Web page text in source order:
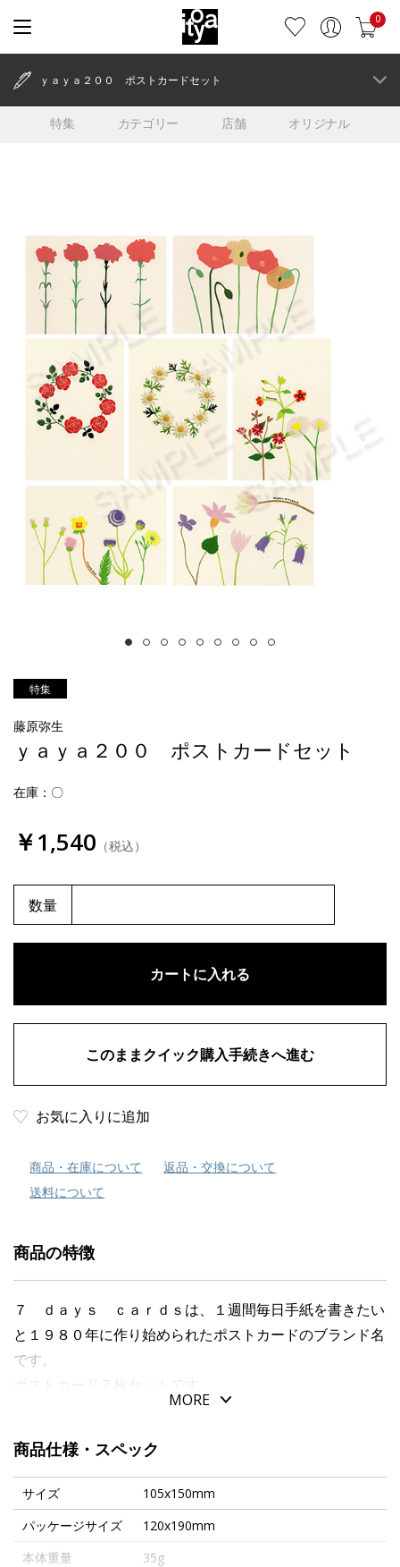
0
特集 カテゴリー 店舗 オリジナル
ｙａｙａ２００ ポストカードセット
特集
藤原弥生
ｙａｙａ２００ ポストカードセット
在庫：〇
￥1,540 （税込）
数量
お気に入りに追加
商品・在庫について
返品・交換について
送料について
商品の特徴
７ ｄａｙｓ ｃａｒｄｓは、１週間毎日手紙を書きたい
と１９８０年に作り始められたポストカードのブランド名
です。
ポストカード７枚セットです。
文明が発達した今だからこそ、手書きの文字で気持ちを伝
カードセットは専用封筒にお入れします。
MORE
商品仕様・スペック
サイズ
105x150mm
パッケージサイズ
120x190mm
本体重量
35g